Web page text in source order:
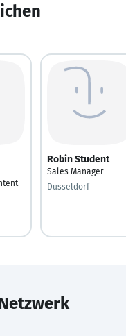
Robin Student
Sales Manager
Düsseldorf